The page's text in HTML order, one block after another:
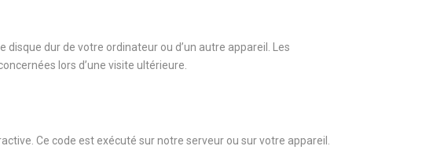
dur de votre ordinateur ou d’un autre appareil. Les
lors d’une visite ultérieure.
Ce code est exécuté sur notre serveur ou sur votre appareil.